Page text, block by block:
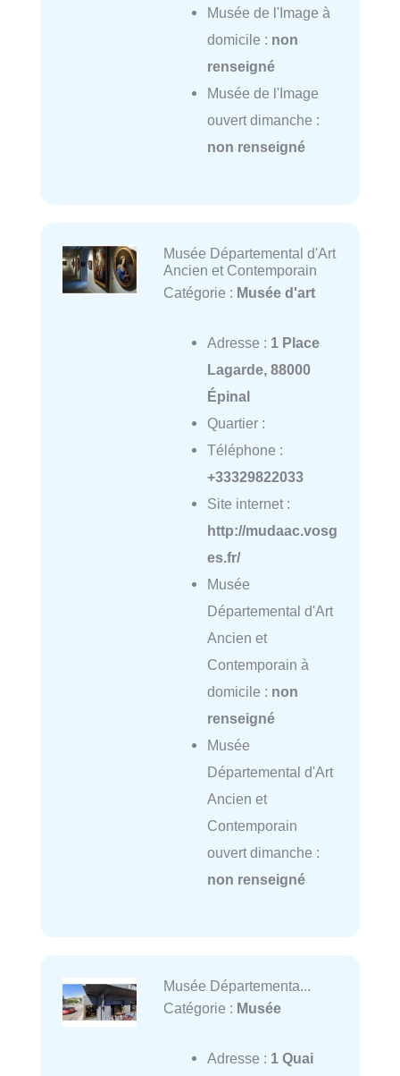
Musée de l'Image à
domicile : non
renseigné
Musée de l'Image
ouvert dimanche :
non renseigné
Musée Départemental d'Art
Ancien et Contemporain
Catégorie : Musée d'art
Adresse : 1 Place
Lagarde, 88000
Épinal
Quartier :
Téléphone :
+33329822033
Site internet :
http://mudaac.vosg
es.fr/
Musée
Départemental d'Art
Ancien et
Contemporain à
domicile : non
renseigné
Musée
Départemental d'Art
Ancien et
Contemporain
ouvert dimanche :
non renseigné
Musée Départementa...
Catégorie : Musée
Adresse : 1 Quai